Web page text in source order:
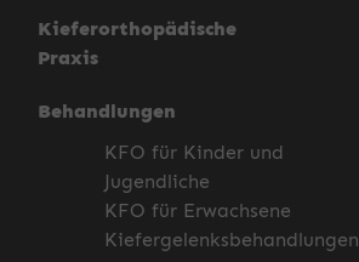
Kieferorthopädische
Praxis
Behandlungen
KFO für Kinder und
Jugendliche
KFO für Erwachsene
Kiefergelenksbehandlungen